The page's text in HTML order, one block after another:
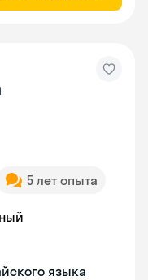
5 лет опыта
языка